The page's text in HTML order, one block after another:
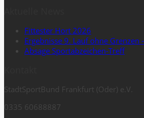
Fittester Hort 2026
Ergebnisse 9. Lauf ohne Grenzen
Absage Sportabzeichen-Treff
StadtSportBund Frankfurt (Oder) e.V.
0335 60688887